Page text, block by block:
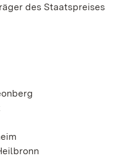
des Staatspreises